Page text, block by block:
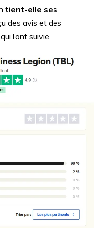
tient-elle ses
des avis et des
l’ont suivie.